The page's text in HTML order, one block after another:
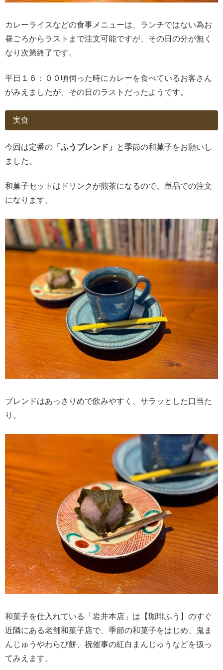
カレーライスなどの食事メニューは、ランチではない為お
昼ごろからラストまで注文可能ですが、その日の分が無く
なり次第終了です。
平日１６：００頃伺った時にカレーを食べているお客さん
がみえましたが、その日のラストだったようです。
実食
今回は定番の 「ふうブレンド」
と季節の和菓子をお願いし
ました。
和菓子セットはドリンクが煎茶になるので、単品での注文
になります。
ブレンドはあっさりめで飲みやすく、サラッとした口当た
り。
和菓子を仕入れている「岩井本店」は【珈琲ふう】のすぐ
近隣にある老舗和菓子店で、季節の和菓子をはじめ、鬼ま
んじゅうやわらび餅、祝催事の紅白まんじゅうなどを扱っ
てみえます。